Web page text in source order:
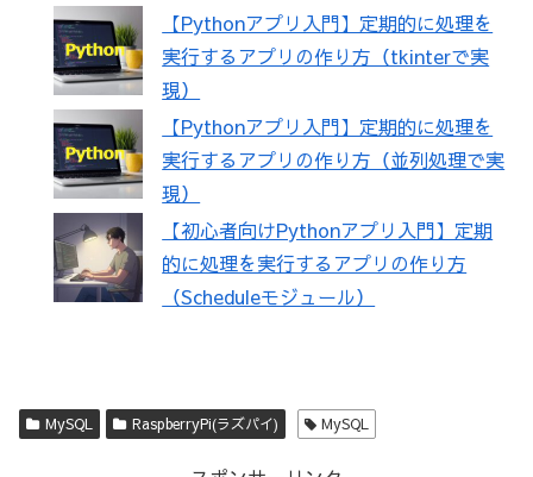
【Pythonアプリ入門】定期的に処理を
実行するアプリの作り方（tkinterで実
現）
【Pythonアプリ入門】定期的に処理を
実行するアプリの作り方（並列処理で実
現）
【初心者向けPythonアプリ入門】定期
的に処理を実行するアプリの作り方
（Scheduleモジュール）
MySQL RaspberryPi(ラズパイ) MySQL